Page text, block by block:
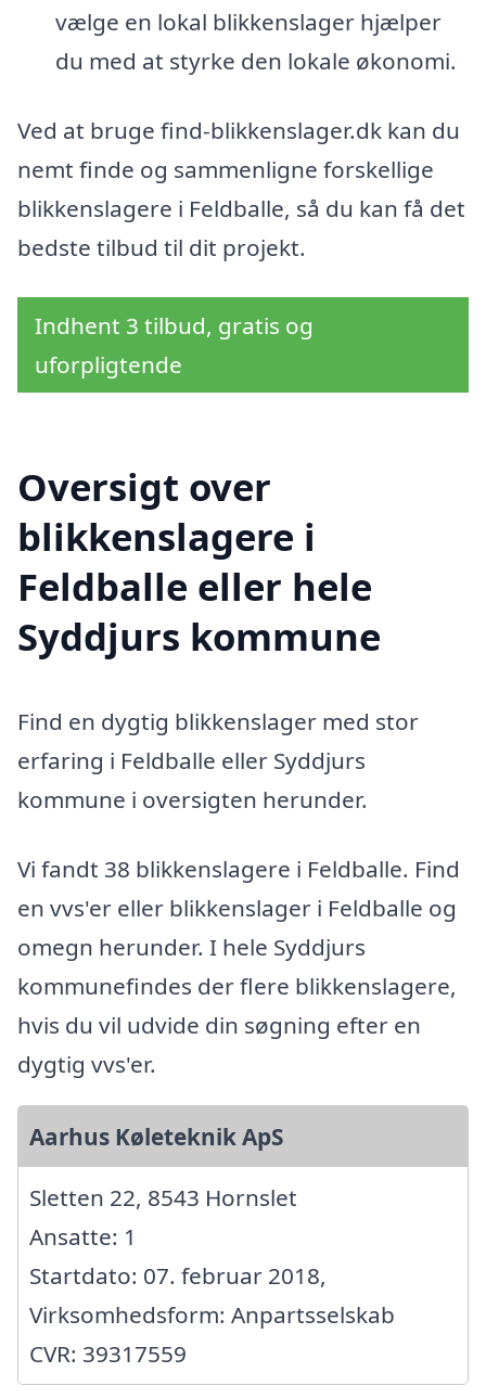
vælge en lokal blikkenslager hjælper
du med at styrke den lokale økonomi.
Ved at bruge find-blikkenslager.dk kan du
nemt finde og sammenligne forskellige
blikkenslagere i Feldballe, så du kan få det
bedste tilbud til dit projekt.
Indhent 3 tilbud, gratis og
uforpligtende
Oversigt over
blikkenslagere i
Feldballe eller hele
Syddjurs kommune
Find en dygtig blikkenslager med stor
erfaring i Feldballe eller Syddjurs
kommune i oversigten herunder.
Vi fandt 38 blikkenslagere i Feldballe. Find
en vvs'er eller blikkenslager i Feldballe og
omegn herunder. I hele Syddjurs
kommunefindes der flere blikkenslagere,
hvis du vil udvide din søgning efter en
dygtig vvs'er.
Aarhus Køleteknik ApS
Sletten 22, 8543 Hornslet
Ansatte: 1
Startdato: 07. februar 2018,
Virksomhedsform: Anpartsselskab
CVR: 39317559